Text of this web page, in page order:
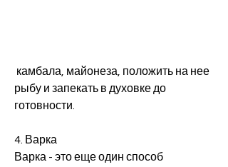
рыбу и запекать в духовке до
готовности.
4. Варка
Варка - это еще один способ